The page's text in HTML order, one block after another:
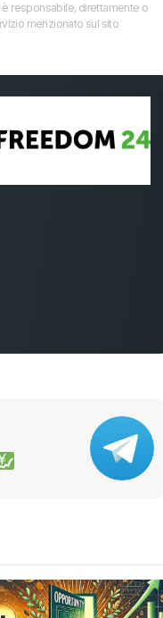
responsabile, direttamente o
menzionato sul sito